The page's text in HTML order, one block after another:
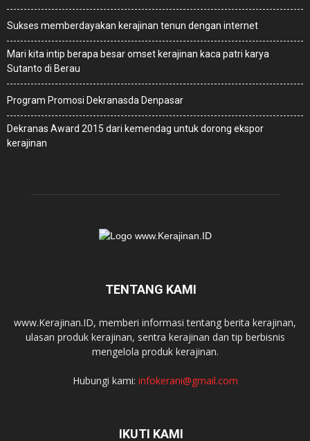
Sukses memberdayakan kerajinan tenun dengan internet
Mari kita intip berapa besar omset kerajinan kaca patri karya
Sutanto di Berau
Program Promosi Dekranasda Denpasar
Dekranas Award 2015 dari kemendag untuk dorong ekspor
kerajinan
TENTANG KAMI
www.Kerajinan.ID, memberi informasi tentang berita kerajinan,
ulasan produk kerajinan, sentra kerajinan dan tip berbisnis
mengelola produk kerajinan.
Hubungi kami: infokerani@gmail.com
IKUTI KAMI